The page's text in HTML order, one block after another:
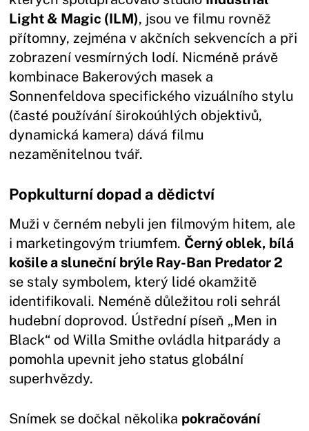
Light & Magic (ILM), jsou ve filmu rovněž
přítomny, zejména v akčních sekvencích a při
zobrazení vesmírných lodí. Nicméně právě
kombinace Bakerových masek a
Sonnenfeldova specifického vizuálního stylu
(časté používání širokoúhlých objektivů,
dynamická kamera) dává filmu
nezaměnitelnou tvář.
Popkulturní dopad a dědictví
Muži v černém nebyli jen filmovým hitem, ale
i marketingovým triumfem. Černý oblek, bílá
košile a sluneční brýle Ray-Ban Predator 2
se staly symbolem, který lidé okamžitě
identifikovali. Neméně důležitou roli sehrál
hudební doprovod. Ústřední píseň „Men in
Black“ od Willa Smithe ovládla hitparády a
pomohla upevnit jeho status globální
superhvězdy.
Snímek se dočkal několika pokračování